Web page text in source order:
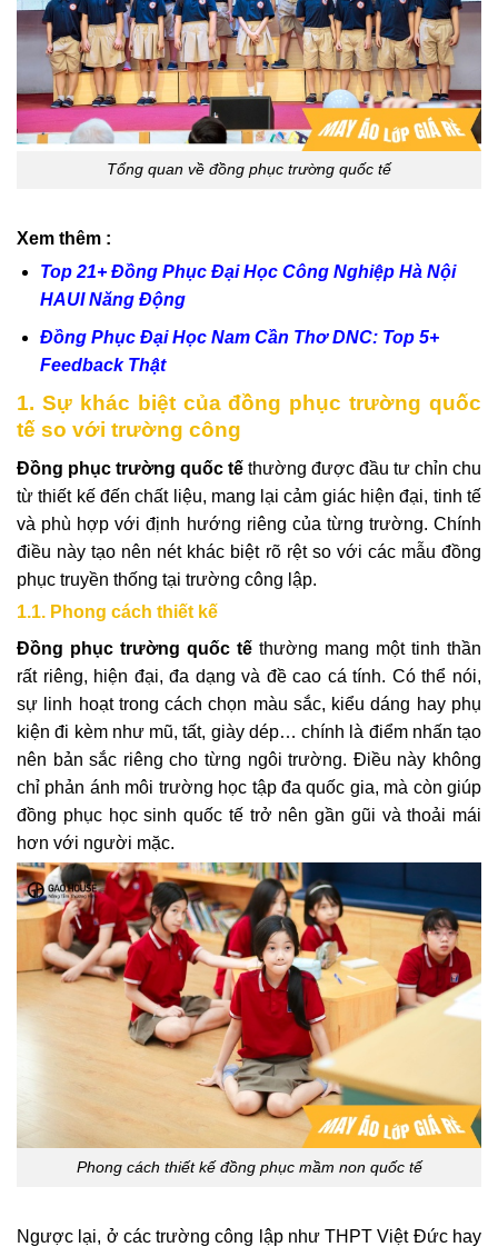
Tổng quan về đồng phục trường quốc tế
Xem thêm :
Top 21+ Đồng Phục Đại Học Công Nghiệp Hà Nội
HAUI Năng Động
Đồng Phục Đại Học Nam Cần Thơ DNC: Top 5+
Feedback Thật
1. Sự khác biệt của đồng phục trường quốc
tế so với trường công
Đồng phục trường quốc tế thường được đầu tư chỉn chu
từ thiết kế đến chất liệu, mang lại cảm giác hiện đại, tinh tế
và phù hợp với định hướng riêng của từng trường. Chính
điều này tạo nên nét khác biệt rõ rệt so với các mẫu đồng
phục truyền thống tại trường công lập.
1.1. Phong cách thiết kế
Đồng phục trường quốc tế thường mang một tinh thần
rất riêng, hiện đại, đa dạng và đề cao cá tính. Có thể nói,
sự linh hoạt trong cách chọn màu sắc, kiểu dáng hay phụ
kiện đi kèm như mũ, tất, giày dép… chính là điểm nhấn tạo
nên bản sắc riêng cho từng ngôi trường. Điều này không
chỉ phản ánh môi trường học tập đa quốc gia, mà còn giúp
đồng phục học sinh quốc tế trở nên gần gũi và thoải mái
hơn với người mặc.
Phong cách thiết kế đồng phục mầm non quốc tế
Ngược lại, ở các trường công lập như THPT Việt Đức hay